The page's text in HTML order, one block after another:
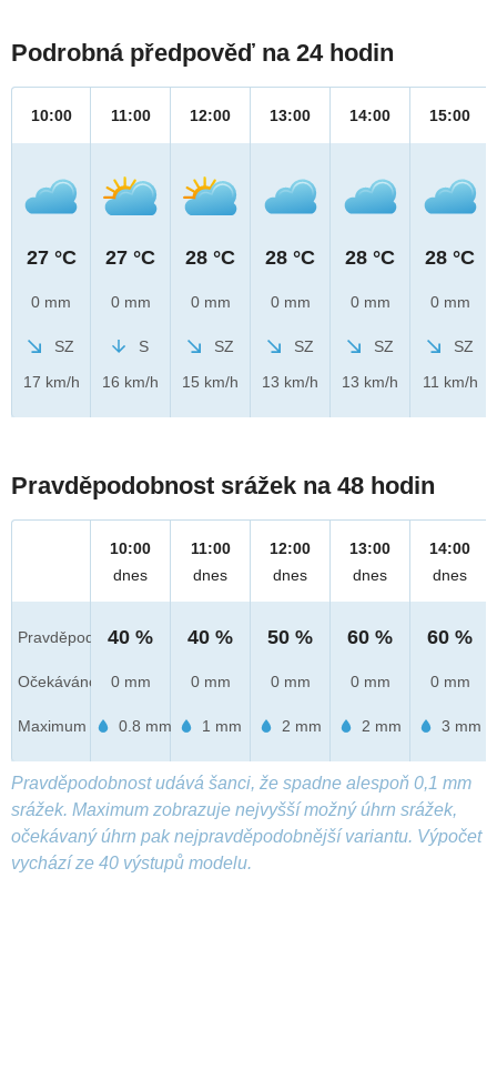
Podrobná předpověď na 24 hodin
10:00
27 °C
0 mm
SZ
17 km/h
11:00
27 °C
0 mm
S
16 km/h
12:00
28 °C
0 mm
SZ
15 km/h
13:00
28 °C
0 mm
SZ
13 km/h
14:00
28 °C
0 mm
SZ
13 km/h
15:00
28 °C
0 mm
SZ
11 km/h
Pravděpodobnost srážek na 48 hodin
Pravděpod.
Očekáváno
Maximum
10:00
dnes
40 %
0 mm
0.8 mm
11:00
dnes
40 %
0 mm
1 mm
12:00
dnes
50 %
0 mm
2 mm
13:00
dnes
60 %
0 mm
2 mm
14:00
dnes
60 %
0 mm
3 mm
Pravděpodobnost udává šanci, že spadne alespoň 0,1 mm
srážek. Maximum zobrazuje nejvyšší možný úhrn srážek,
očekávaný úhrn pak nejpravděpodobnější variantu. Výpočet
vychází ze 40 výstupů modelu.